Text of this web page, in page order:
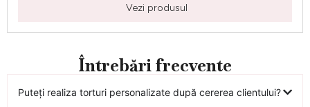
Vezi produsul
Întrebări frecvente
Puteți realiza torturi personalizate după cererea clientului?